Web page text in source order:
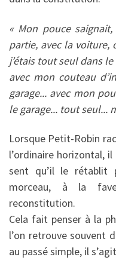
« Mon pouce
partie, avec la voiture,
j’étais tout seul dans
avec mon couteau
garage... avec mon
le garage... tout seul...
Lorsque Petit-Robin
l’ordinaire horizontal,
sent qu’il le rétablit
morceau, à la
reconstitution.
Cela fait penser à la
l’on retrouve souvent
au passé simple, il